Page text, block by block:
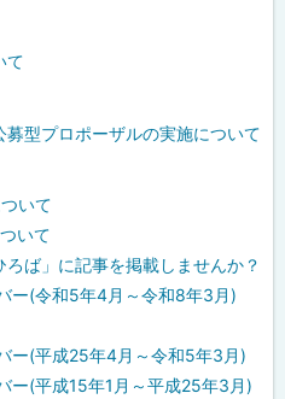
て
型プロポーザルの実施について
いて
いて
ば」に記事を掲載しませんか？
ー(令和5年4月～令和8年3月)
ー(平成25年4月～令和5年3月)
ー(平成15年1月～平成25年3月)